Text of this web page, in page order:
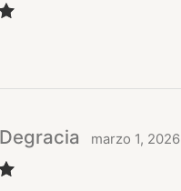
marzo 1, 2026